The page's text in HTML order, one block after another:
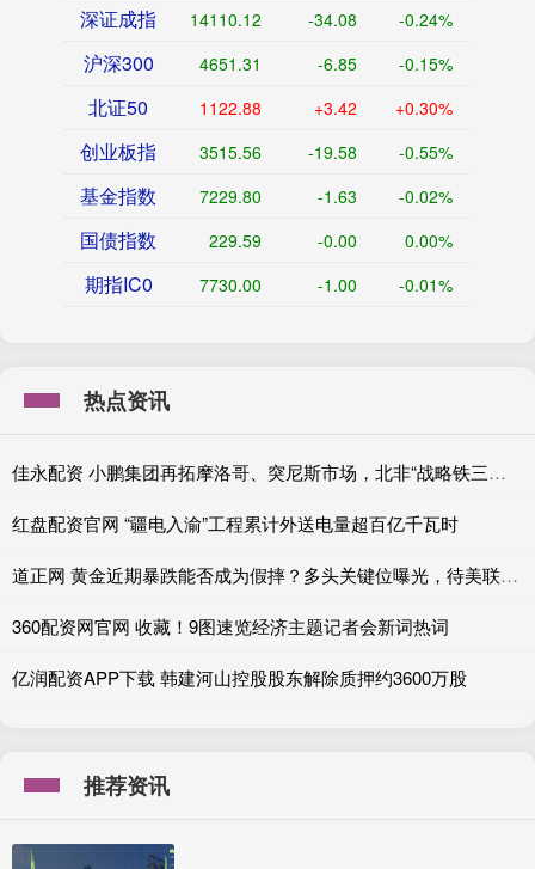
深证成指 14110.12 -34.08 -0.24%
沪深300 4651.31 -6.85 -0.15%
北证50 1122.88 +3.42 +0.30%
创业板指 3515.56 -19.58 -0.55%
基金指数 7229.80 -1.63 -0.02%
国债指数 229.59 -0.00 0.00%
期指IC0 7730.00 -1.00 -0.01%
热点资讯
佳永配资 小鹏集团再拓摩洛哥、突尼斯市场，北非“战略铁三角”成型
红盘配资官网 “疆电入渝”工程累计外送电量超百亿千瓦时
道正网 黄金近期暴跌能否成为假摔？多头关键位曝光，待美联储定生死
360配资网官网 收藏！9图速览经济主题记者会新词热词
亿润配资APP下载 韩建河山控股股东解除质押约3600万股
推荐资讯